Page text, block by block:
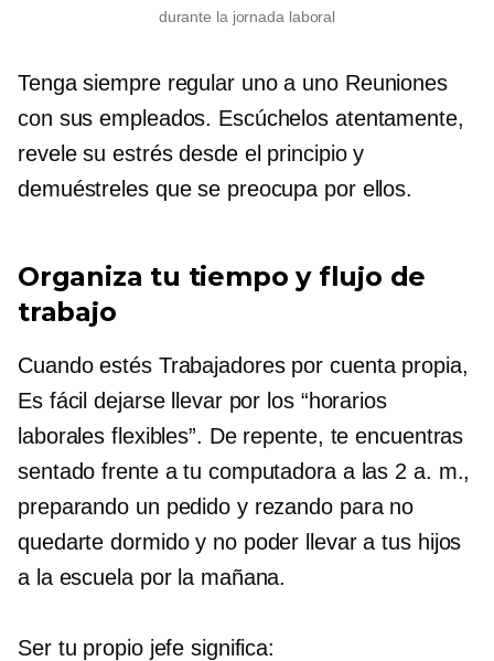
durante la jornada laboral
Tenga siempre regular uno a unoReuniones
con sus empleados. Escúchelos atentamente,
revele su estrés desde el principio y
demuéstreles que se preocupa por ellos.
Organiza tu tiempo y flujo de
trabajo
Cuando estés Trabajadores por cuenta propia,
Es fácil dejarse llevar por los “horarios
laborales flexibles”. De repente, te encuentras
sentado frente a tu computadora a las 2 a. m.,
preparando un pedido y rezando para no
quedarte dormido y no poder llevar a tus hijos
a la escuela por la mañana.
Ser tu propio jefe significa: